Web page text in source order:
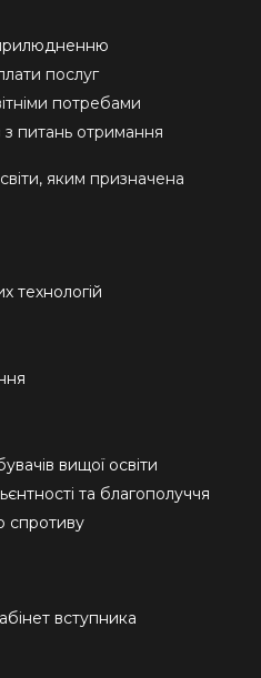
послуг
потребами
з питань отримання
яким призначена
технологій
вищої освіти
та благополуччя
спротиву
вступника